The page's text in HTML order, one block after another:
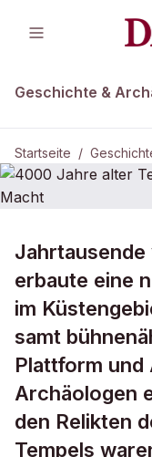
Geschichte &
Startseite /
4000 Jahre
Beginn
erbaute eine
im
samt
Plattform und
Archäologen
den Relikten
Tempels